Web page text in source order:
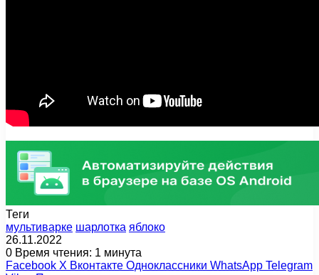
Теги
мультиварке шарлотка яблоко
26.11.2022
0 Время чтения: 1 минута
Facebook X Вконтакте Одноклассники WhatsApp Telegram